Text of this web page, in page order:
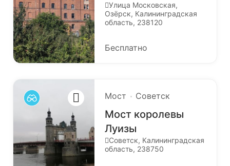
Улица Московская,
Озёрск, Калининградская
область, 238120
Бесплатно
Мост Советск
Мост королевы
Луизы
Советск, Калининградская
область, 238750